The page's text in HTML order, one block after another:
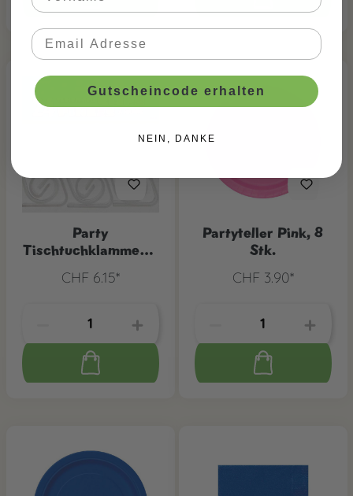
Party
Tischtuchklammern,
CHF 6.15*
Partyteller Pink, 8
Stk.
CHF 3.90*
Gutscheincode erhalten
NEIN, DANKE